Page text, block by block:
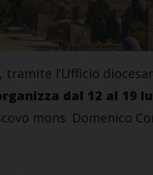
l’Ufficio
dal 12 al 19
mons. Domenico